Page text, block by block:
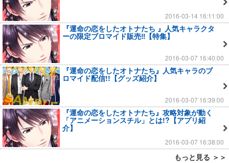
2016-03-14 16:11:00
『運命の恋をしたオトナたち 』人気キャラクタ
ーの限定ブロマイド販売‼【特集】
2016-03-07 16:40:00
『運命の恋をしたオトナたち』人気キャラのブ
ロマイド配信!!【グッズ紹介】
2016-03-07 16:39:00
『運命の恋をしたオトナたち』攻略対象が動く
「アニメーションスチル」とは!?【アプリ紹
介】
2016-03-07 16:38:00
もっと見る ＞＞